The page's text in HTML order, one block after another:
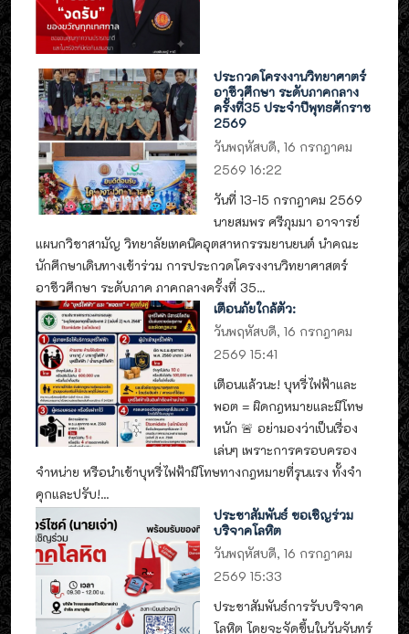
ประกวดโครงงานวิทยาศาตร์
อาชีวศึกษา ระดับภาคกลาง
ครั้งที่35 ประจำปีพุทธศักราช
2569
วันพฤหัสบดี, 16 กรกฎาคม
2569 16:22
วันที่ 13-15 กรกฎาคม 2569
นายสมพร ศรีภุมมา อาจารย์
แผนกวิชาสามัญ วิทยาลัยเทคนิคอุตสาหกรรมยานยนต์ นำคณะ
นักศึกษาเดินทางเข้าร่วม การประกวดโครงงานวิทยาศาสตร์
อาชีวศึกษา ระดับภาค ภาคกลางครั้งที่ 35...
เตือนภัยใกล้ตัว:
วันพฤหัสบดี, 16 กรกฎาคม
2569 15:41
เตือนแล้วนะ! บุหรี่ไฟฟ้าและ
พอต = ผิดกฎหมายและมีโทษ
หนัก 🚨 อย่ามองว่าเป็นเรื่อง
เล่นๆ เพราะการครอบครอง
จำหน่าย หรือนำเข้าบุหรี่ไฟฟ้ามีโทษทางกฎหมายที่รุนแรง ทั้งจำ
คุกและปรับ!...
ประชาสัมพันธ์ ขอเชิญร่วม
บริจาคโลหิต
วันพฤหัสบดี, 16 กรกฎาคม
2569 15:33
ประชาสัมพันธ์การรับบริจาค
โลหิต โดยจะจัดขึ้นในวันจันทร์